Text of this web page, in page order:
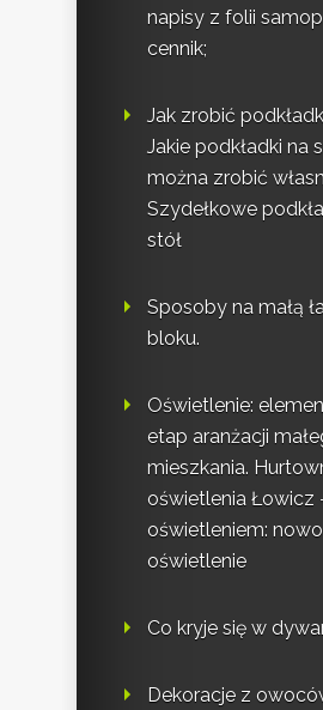
napisy z folii
cennik;
Jak zrobić
Jakie podkładki na
można zrobić
Szydełkowe
stół
Sposoby na małą
bloku.
Oświetlenie:
etap aranżacji
mieszkania.
oświetlenia Łowicz
oświetleniem:
oświetlenie
Co kryje się w
Dekoracje z